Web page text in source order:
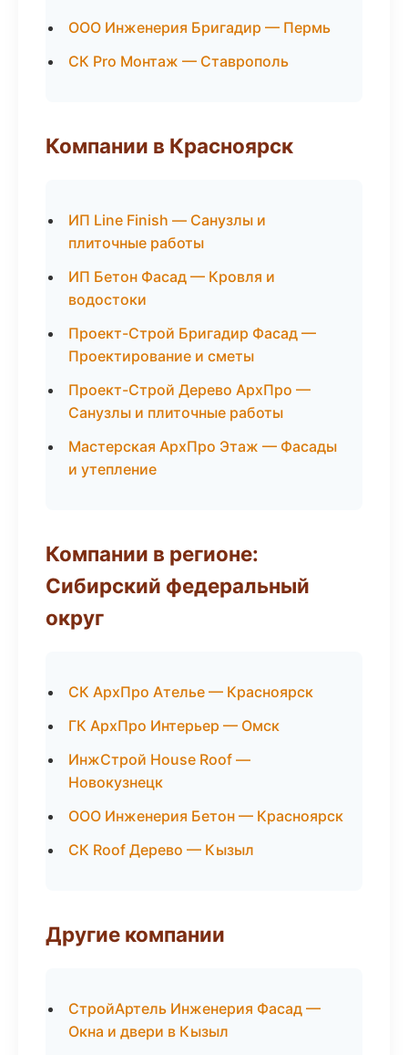
ООО Инженерия Бригадир — Пермь
СК Pro Монтаж — Ставрополь
Компании в Красноярск
ИП Line Finish — Санузлы и
плиточные работы
ИП Бетон Фасад — Кровля и
водостоки
Проект-Строй Бригадир Фасад —
Проектирование и сметы
Проект-Строй Дерево АрхПро —
Санузлы и плиточные работы
Мастерская АрхПро Этаж — Фасады
и утепление
Компании в регионе:
Сибирский федеральный
округ
СК АрхПро Ателье — Красноярск
ГК АрхПро Интерьер — Омск
ИнжСтрой House Roof —
Новокузнецк
ООО Инженерия Бетон — Красноярск
СК Roof Дерево — Кызыл
Другие компании
СтройАртель Инженерия Фасад —
Окна и двери в Кызыл